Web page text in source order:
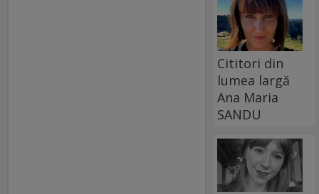
Cititori din
lumea largă
Ana Maria
SANDU